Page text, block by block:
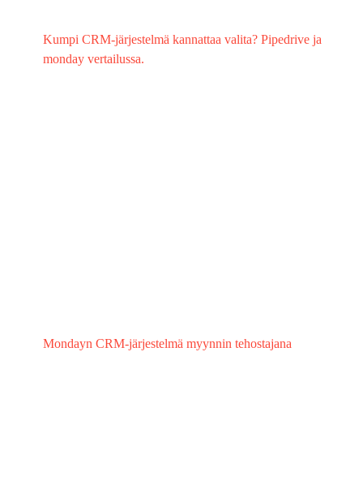
Kumpi CRM-järjestelmä kannattaa valita? Pipedrive ja
monday vertailussa.
Mondayn CRM-järjestelmä myynnin tehostajana